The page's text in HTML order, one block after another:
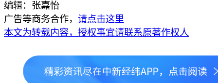
编辑：张嘉怡
广告等商务合作， 请点击这里
本文为转载内容，授权事宜请联系原著作权人